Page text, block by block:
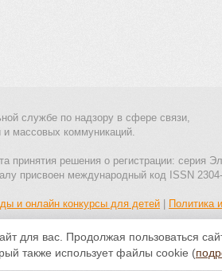
службе по надзору в сфере связи,
массовых коммуникаций.
принятия решения о регистрации: серия
присвоен международный код ISSN
и онлайн конкурсы для детей Политика
доступны по лицензии Creative Commons С
для вас. Продолжая пользоваться
также использует файлы cookie (